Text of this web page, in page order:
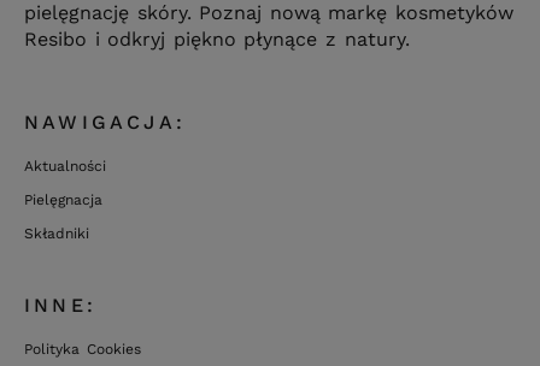
pielęgnację skóry. Poznaj nową markę kosmetyków
Resibo i odkryj piękno płynące z natury.
NAWIGACJA:
Aktualności
Pielęgnacja
Składniki
INNE:
Polityka Cookies